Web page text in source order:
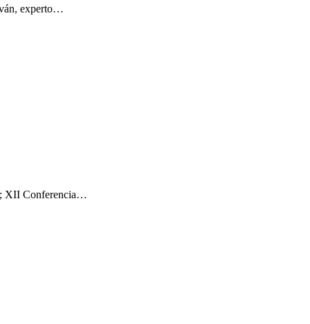
experto…
XII Conferencia…